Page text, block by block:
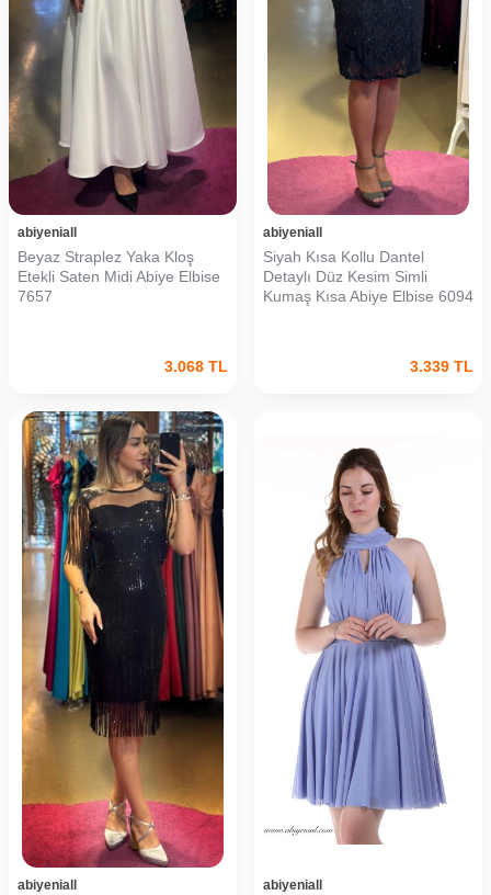
abiyeniall
Beyaz Straplez Yaka Kloş
Etekli Saten Midi Abiye Elbise
7657
3.068 TL
abiyeniall
Siyah Kısa Kollu Dantel
Detaylı Düz Kesim Simli
Kumaş Kısa Abiye Elbise 6094
3.339 TL
abiyeniall abiyeniall